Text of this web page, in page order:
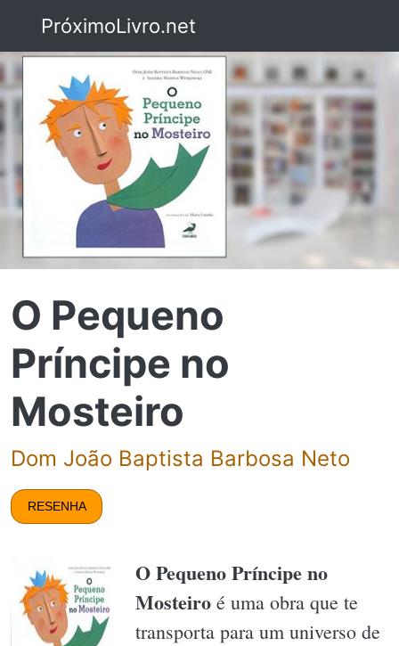
PróximoLivro.net
O Pequeno
Príncipe no
Mosteiro
Dom João Baptista Barbosa Neto
RESENHA
O Pequeno Príncipe no
Mosteiro é uma obra que te
transporta para um universo de